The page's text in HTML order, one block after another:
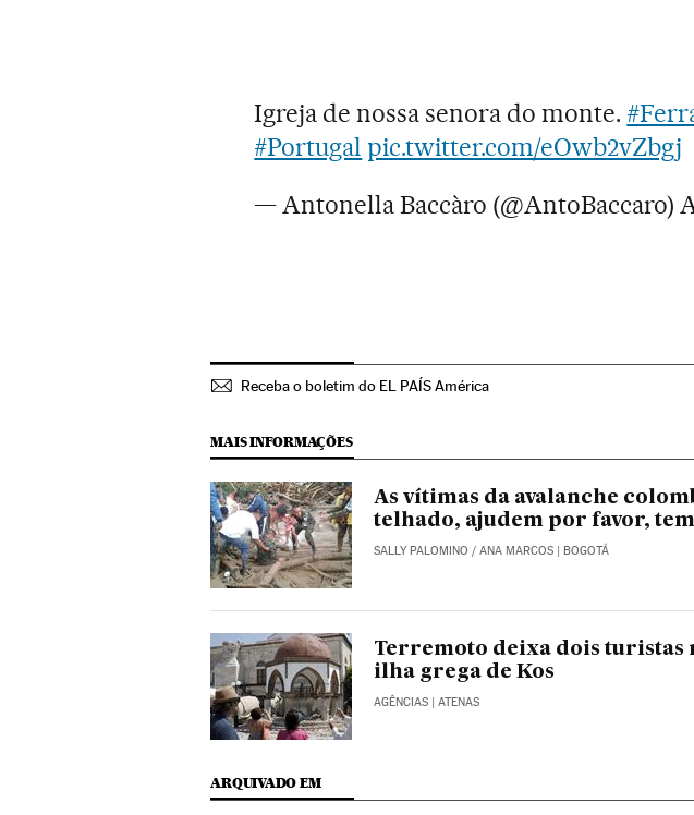
Igreja de nossa senora do monte.
#Portugal pic.twitter.com/eOwb2vZbgj
— Antonella Baccàro (@AntoBaccaro)
Receba o boletim do EL PAÍS América
MAIS INFORMAÇÕES
As vítimas da avalanche
telhado, ajudem por favor,
SALLY PALOMINO /ANA MARCOS | BOGOTÁ
Terremoto deixa dois turistas
ilha grega de Kos
AGÊNCIAS | ATENAS
ARQUIVADO EM